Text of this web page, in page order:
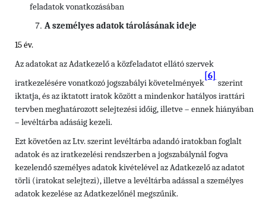
feladatok vonatkozásában
A személyes adatok tárolásának ideje
15 év.
Az adatokat az Adatkezelő a közfeladatot ellátó szervek
iratkezelésére vonatkozó jogszabályi követelmények
[6]
szerint
iktatja, és az iktatott iratok között a mindenkor hatályos irattári
tervben meghatározott selejtezési időig, illetve – ennek hiányában
– levéltárba adásáig kezeli.
Ezt követően az Ltv. szerint levéltárba adandó iratokban foglalt
adatok és az iratkezelési rendszerben a jogszabálynál fogva
kezelendő személyes adatok kivételével az Adatkezelő az adatot
törli (iratokat selejtezi), illetve a levéltárba adással a személyes
adatok kezelése az Adatkezelőnél megszűnik.